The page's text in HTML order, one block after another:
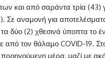
και από σαράντα τρία (43)
αναμονή για αποτελέσματα
δύο (2) χθεσινά ύποπτα το
από τον θάλαμο COVID-19.
προηγούμενη μέρα, μαζί με